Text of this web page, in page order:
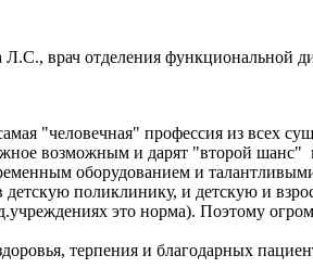
Л.С., врач отделения
"человечная" профессия из
возможным и дарят "второй
оборудованием и
детскую поликлинику, и детскую и
это норма). Поэтому
терпения и благодарных